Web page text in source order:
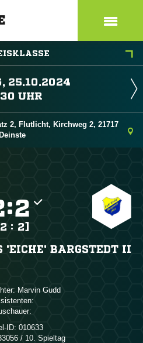


2, Flutlicht, Kirchweg 2, 21717
Deinste
:
: 2]
'EICHE' BARGSTEDT II
 
ID: 010633
/ 10. Spieltag